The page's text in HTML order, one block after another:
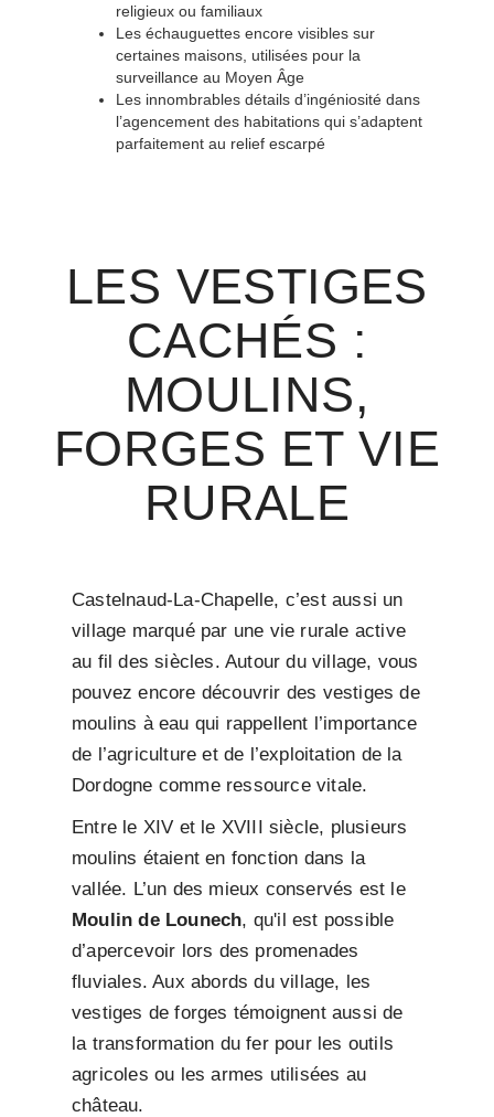
religieux ou familiaux
Les échauguettes encore visibles sur
certaines maisons, utilisées pour la
surveillance au Moyen Âge
Les innombrables détails d’ingéniosité dans
l’agencement des habitations qui s’adaptent
parfaitement au relief escarpé
LES VESTIGES
CACHÉS :
MOULINS,
FORGES ET VIE
RURALE
Castelnaud-La-Chapelle, c’est aussi un
village marqué par une vie rurale active
au fil des siècles. Autour du village, vous
pouvez encore découvrir des vestiges de
moulins à eau qui rappellent l’importance
de l’agriculture et de l’exploitation de la
Dordogne comme ressource vitale.
Entre le XIV et le XVIII siècle, plusieurs
moulins étaient en fonction dans la
vallée. L’un des mieux conservés est le
Moulin de Lounech, qu'il est possible
d’apercevoir lors des promenades
fluviales. Aux abords du village, les
vestiges de forges témoignent aussi de
la transformation du fer pour les outils
agricoles ou les armes utilisées au
château.